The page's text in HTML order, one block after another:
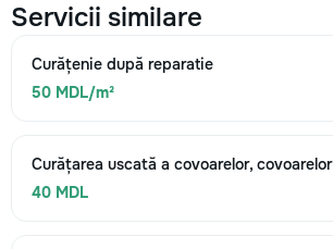
Servicii similare
Curățenie după reparatie
50 MDL/m²
Curățarea uscată a covoarelor, covoarelor
40 MDL